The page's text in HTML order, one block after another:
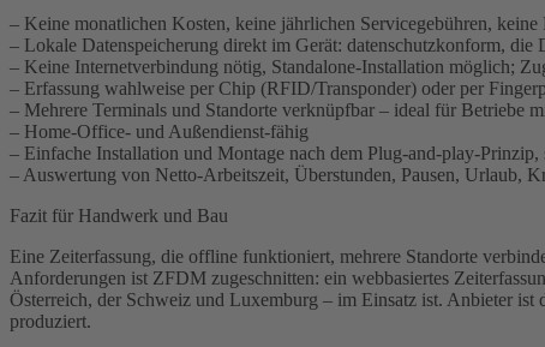
– Keine monatlichen Kosten, keine jährlichen Servicegebühren,
– Lokale Datenspeicherung direkt im Gerät: datenschutzkonform,
– Keine Internetverbindung nötig, Standalone-Installation möglich;
– Erfassung wahlweise per Chip (RFID/Transponder) oder per
– Mehrere Terminals und Standorte verknüpfbar – ideal für Betriebe
– Home-Office- und Außendienst-fähig
– Einfache Installation und Montage nach dem Plug-and-play-
– Auswertung von Netto-Arbeitszeit, Überstunden, Pausen, Urlaub,
Fazit für Handwerk und Bau
Eine Zeiterfassung, die offline funktioniert, mehrere Standorte
Anforderungen ist ZFDM zugeschnitten: ein webbasiertes
Österreich, der Schweiz und Luxemburg – im Einsatz ist. Anbieter ist
produziert.